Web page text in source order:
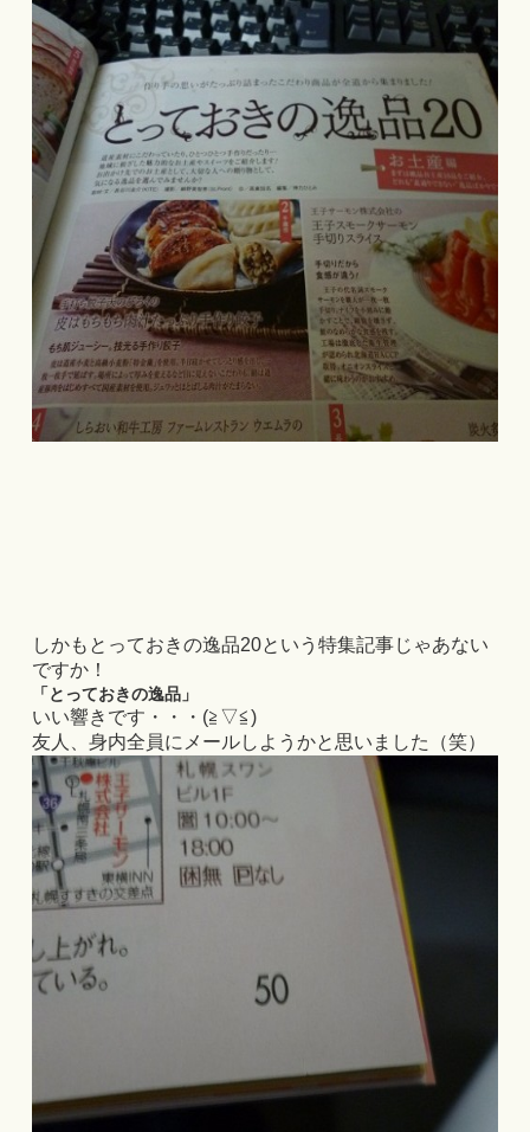
しかもとっておきの逸品20という特集記事じゃあない
ですか！
「とっておきの逸品」
いい響きです・・・(≧▽≦)
友人、身内全員にメールしようかと思いました（笑）